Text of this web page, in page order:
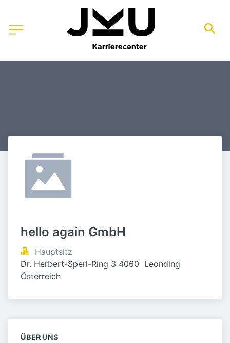
hello again GmbH
Hauptsitz
Dr. Herbert-Sperl-Ring 3 4060  Leonding
Österreich
ÜBER UNS